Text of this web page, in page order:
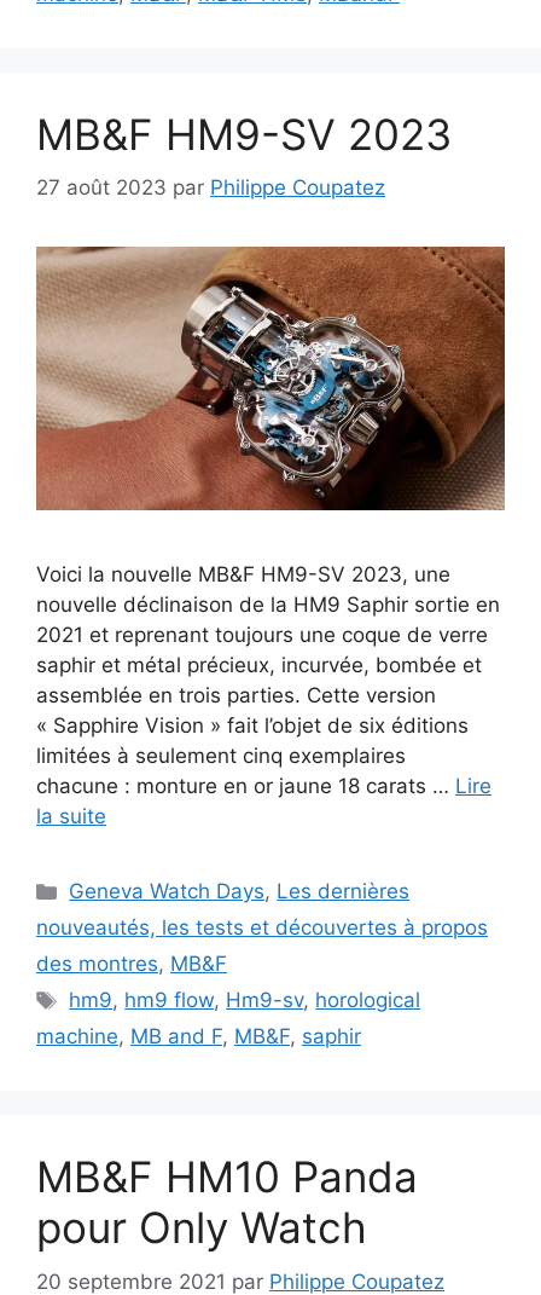
MB&F HM9-SV 2023
27 août 2023 par Philippe Coupatez
Voici la nouvelle MB&F HM9-SV 2023, une
nouvelle déclinaison de la HM9 Saphir sortie en
2021 et reprenant toujours une coque de verre
saphir et métal précieux, incurvée, bombée et
assemblée en trois parties. Cette version
« Sapphire Vision » fait l’objet de six éditions
limitées à seulement cinq exemplaires
chacune : monture en or jaune 18 carats … Lire
la suite
Catégories
Geneva Watch Days, Les dernières
nouveautés, les tests et découvertes à propos
des montres, MB&F
Étiquettes
hm9, hm9 flow, Hm9-sv, horological
machine, MB and F, MB&F, saphir
MB&F HM10 Panda
pour Only Watch
20 septembre 2021 par Philippe Coupatez